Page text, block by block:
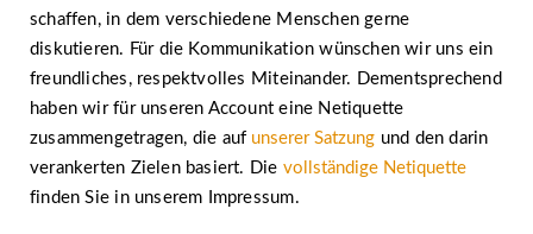
schaffen, in dem verschiedene Menschen gerne
diskutieren. Für die Kommunikation wünschen wir uns ein
freundliches, respektvolles Miteinander. Dementsprechend
haben wir für unseren Account eine Netiquette
zusammengetragen, die auf unserer Satzung und den darin
verankerten Zielen basiert. Die vollständige Netiquette
finden Sie in unserem Impressum.